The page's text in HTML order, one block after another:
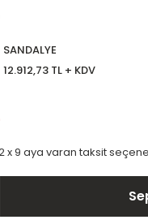
SANDALYE
12.912,73 TL + KDV
x 9 aya varan taksit